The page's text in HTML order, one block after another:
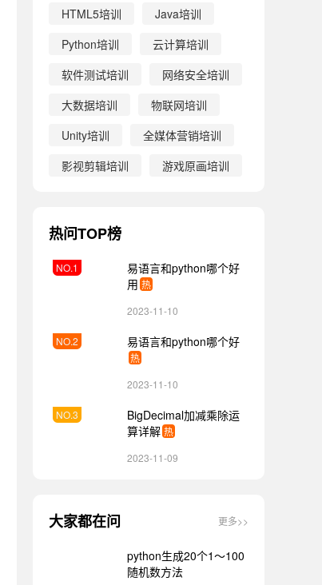
HTML5培训
Java培训
Python培训
云计算培训
软件测试培训
网络安全培训
大数据培训
物联网培训
Unity培训
全媒体营销培训
影视剪辑培训
游戏原画培训
热问TOP榜
易语言和python哪个好
用 热
2023-11-10
易语言和python哪个好
热
2023-11-10
BigDecimal加减乘除运
算详解 热
2023-11-09
大家都在问 更多>>
python生成20个1～100
随机数方法